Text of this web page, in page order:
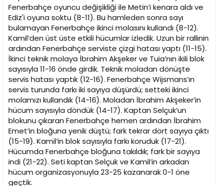
Fenerbahçe oyuncu değişikliği ile Metin’i kenara aldı ve
Ediz'i oyuna soktu (8-11). Bu hamleden sonra sayı
bulamayan Fenerbahçe ikinci molasını kullandı (8-12).
Kamil’den üst üste etkili hücumlar izledik. Uzun bir rallinin
ardından Fenerbahçe serviste çizgi hatası yaptı (11-15).
İkinci teknik molaya İbrahim Akşeker ve Tuia’nın ikili blok
sayısıyla 11-16 önde girdik. Teknik moladan dönüşte
servis hatası yaptık (12-16). Fenerbahçe Wijsmans’ın
servis turunda farkı iki sayıya düşürdü; setteki ikinci
molamızı kullandık (14-16). Moladan İbrahim Akşeker’in
hücum sayısıyla döndük (14-17). Kaptan Selçuk’un
blokunu çıkaran Fenerbahçe hemen ardından İbrahim
Emet’in bloğuna yenik düştü; fark tekrar dört sayıya çıktı
(15-19). Kamil’in blok sayısıyla farkı koruduk (17-21).
Hücumda Fenerbahçe bloğuna takıldık; fark bir sayıya
indi (21-22). Seti kaptan Selçuk ve Kamil’in arkadan
hücum organizasyonuyla 23-25 kazanarak 0-1 öne
geçtik.